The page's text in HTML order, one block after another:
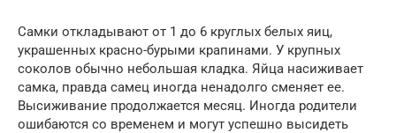
Самки откладывают от 1 до 6 круглых белых яиц,
украшенных красно-бурыми крапинами. У крупных
соколов обычно небольшая кладка. Яйца насиживает
самка, правда самец иногда ненадолго сменяет ее.
Высиживание продолжается месяц. Иногда родители
ошибаются со временем и могут успешно высидеть